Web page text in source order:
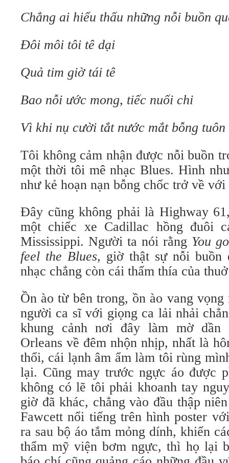
Chẳng ai hiểu thấu những nỗi buồn
Đôi môi tôi tê dại
Quả tim giờ tái tê
Bao nỗi ước mong, tiếc nuối chi
Vì khi nụ cười tắt nước mắt bỗng
Tôi không cảm nhận được nỗi buồn
một thời tôi mê nhạc Blues. Hình
như kẻ hoạn nạn bỗng chốc trở về
Đây cũng không phải là Highway
một chiếc xe Cadillac hồng đuôi
Mississippi. Người ta nói rằng You
feel the Blues, giờ thật sự nỗi
nhạc chẳng còn cái thấm thía của
Ồn ào từ bên trong, ồn ào vang
người ca sĩ với giọng ca lải nhải
khung cảnh nơi đây làm mờ dần
Orleans về đêm nhộn nhịp, nhất là
thổi, cái lạnh âm ẩm làm tôi rùng
lại. Cũng may trước ngực áo được
không có lẽ tôi phải khoanh tay
giờ đã khác, chẳng vào đầu thập
Fawcett nổi tiếng trên hình poster
ra sau bộ áo tắm mỏng dính, khiến
thẩm mỹ viện bơm ngực, thì họ lại